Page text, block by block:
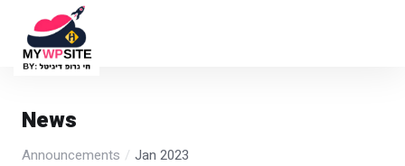
News
Announcements Jan 2023